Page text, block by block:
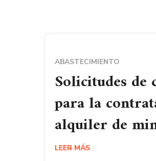
ABASTECIMIENTO
Solicitudes de
para la
alquiler de
LEER MÁS